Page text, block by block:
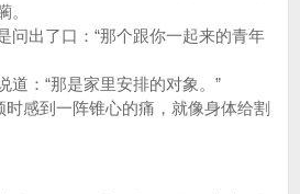
。
出了口：“那个跟你一起来的青年
：“那是家里安排的对象。”
感到一阵锥心的痛，就像身体给割